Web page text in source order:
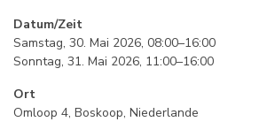
Datum/Zeit
Samstag, 30. Mai 2026, 08:00–16:00
Sonntag, 31. Mai 2026, 11:00–16:00
Ort
Omloop 4, Boskoop, Niederlande